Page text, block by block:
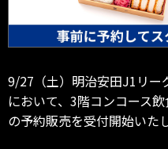
9/27（土）明治安田J1リー
において、3階コンコース
の予約販売を受付開始いた